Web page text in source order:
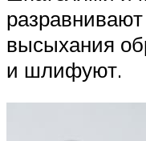
высыхания
и шлифуют.